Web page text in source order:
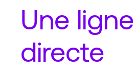
Une ligne
directe